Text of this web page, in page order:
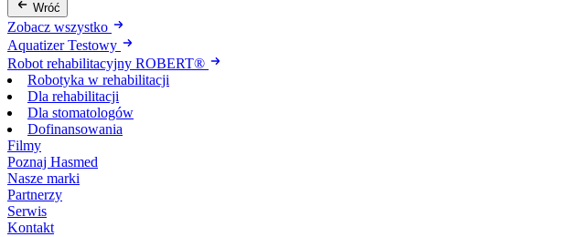
Wróć
Zobacz wszystko
Aquatizer Testowy
Robot rehabilitacyjny ROBERT®
Robotyka w rehabilitacji
Dla rehabilitacji
Dla stomatologów
Dofinansowania
Filmy
Poznaj Hasmed
Nasze marki
Partnerzy
Serwis
Kontakt